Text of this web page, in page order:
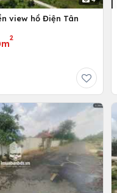
view hồ Điện Tân
2